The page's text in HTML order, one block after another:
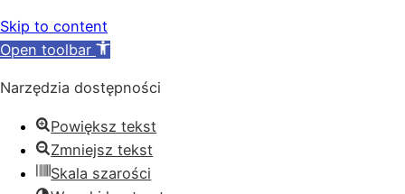
Skip to content
Open toolbar
Narzędzia dostępności
Powiększ tekst
Zmniejsz tekst
Skala szarości